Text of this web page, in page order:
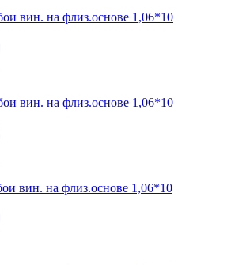
вин. на флиз.основе 1,06*10
вин. на флиз.основе 1,06*10
вин. на флиз.основе 1,06*10